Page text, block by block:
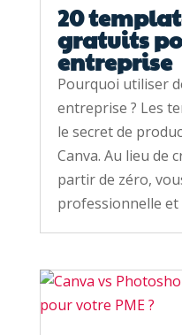
20
gratuits
entreprise
Pourquoi utiliser
entreprise ? Les
le secret de
Canva. Au lieu de
partir de zéro,
professionnelle et